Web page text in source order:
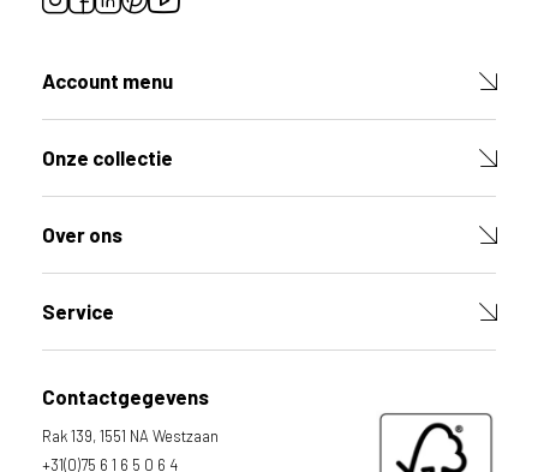
Account menu
Onze collectie
Over ons
Service
Contactgegevens
Rak 139, 1551 NA Westzaan
+31(0)75 6 1 6 5 0 6 4